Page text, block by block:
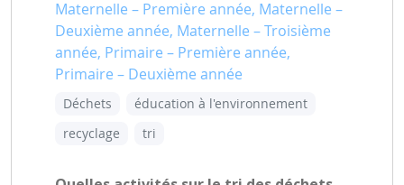
Maternelle – Première année, Maternelle –
Deuxième année, Maternelle – Troisième
année, Primaire – Première année,
Primaire – Deuxième année
Déchets
éducation à l'environnement
recyclage
tri